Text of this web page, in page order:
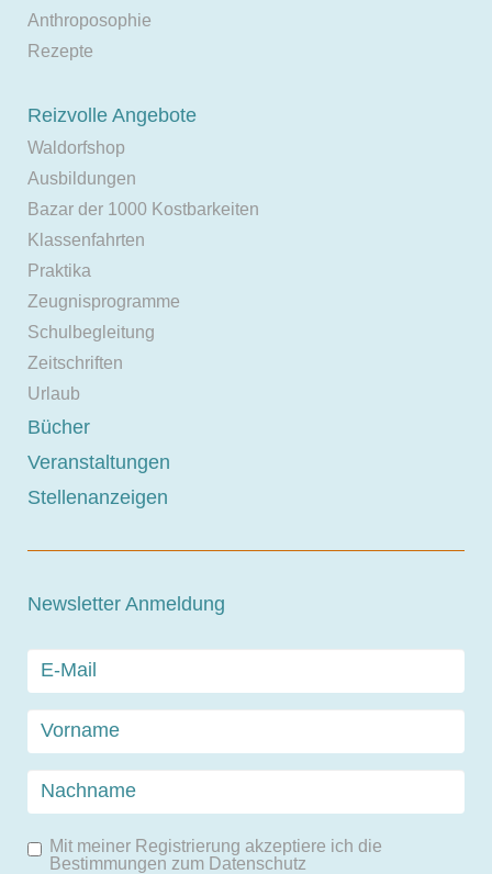
Anthroposophie
Rezepte
Reizvolle Angebote
Waldorfshop
Ausbildungen
Bazar der 1000 Kostbarkeiten
Klassenfahrten
Praktika
Zeugnisprogramme
Schulbegleitung
Zeitschriften
Urlaub
Bücher
Veranstaltungen
Stellenanzeigen
Newsletter Anmeldung
Mit meiner Registrierung akzeptiere ich die
Bestimmungen zum Datenschutz